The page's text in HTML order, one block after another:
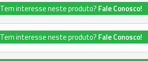
Tem interesse neste produto? Fale Conosco!
Tem interesse neste produto? Fale Conosco!